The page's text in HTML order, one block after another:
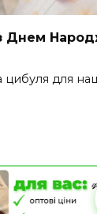
Днем
цибуля для